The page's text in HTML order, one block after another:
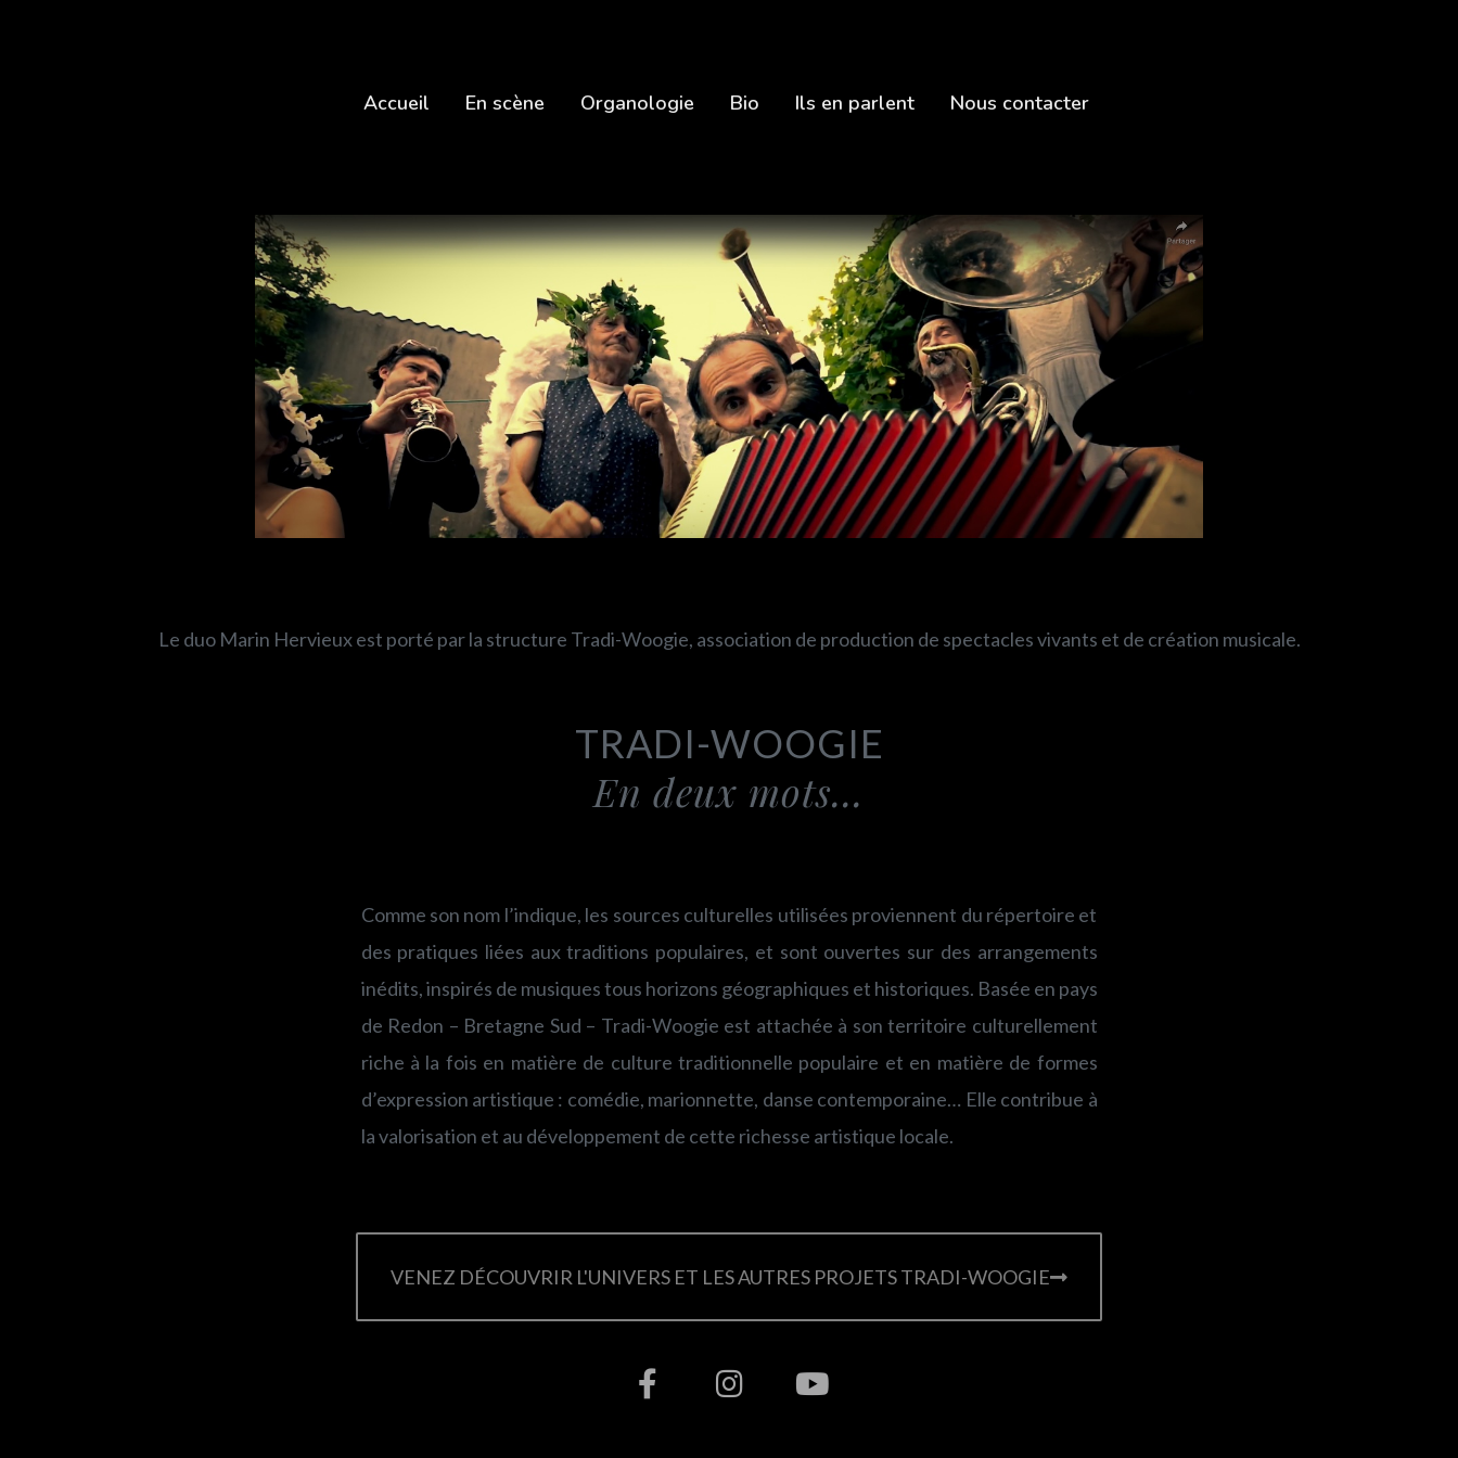
Accueil En scène Organologie Bio Ils en parlent Nous contacter
Le duo Marin Hervieux est porté par la structure Tradi-Woogie, association de production de spectacles vivants et de création musicale.
TRADI-WOOGIE
En deux mots...
Comme son nom l’indique, les sources culturelles utilisées proviennent du répertoire et
des pratiques liées aux traditions populaires, et sont ouvertes sur des arrangements
inédits, inspirés de musiques tous horizons géographiques et historiques. Basée en pays
de Redon – Bretagne Sud – Tradi-Woogie est attachée à son territoire culturellement
riche à la fois en matière de culture traditionnelle populaire et en matière de formes
d’expression artistique : comédie, marionnette, danse contemporaine… Elle contribue à
la valorisation et au développement de cette richesse artistique locale.
VENEZ DÉCOUVRIR L'UNIVERS ET LES AUTRES PROJETS TRADI-WOOGIE